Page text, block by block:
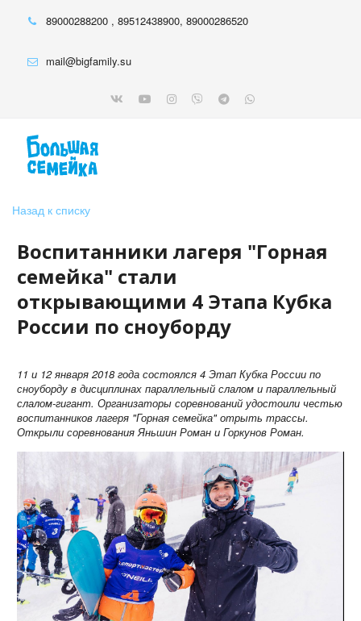
89000288200 , 89512438900, 89000286520
mail@bigfamily.su
Назад к списку
Воспитанники лагеря "Горная
семейка" стали
открывающими 4 Этапа Кубка
России по сноуборду
11 и 12 января 2018 года состоялся 4 Этап Кубка России по
сноуборду в дисциплинах параллельный слалом и параллельный
слалом-гигант. Организаторы соревнований удостоили честью
воспитанников лагеря "Горная семейка" отрыть трассы.
Открыли соревнования Яньшин Роман и Горкунов Роман.